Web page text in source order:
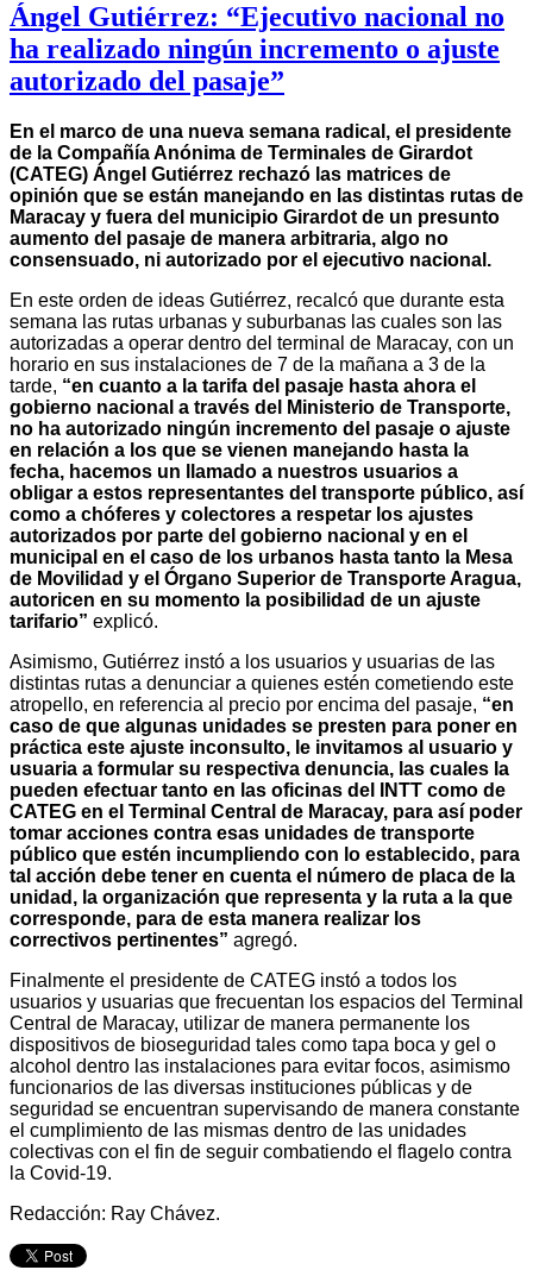
Ángel Gutiérrez: “Ejecutivo nacional no
ha realizado ningún incremento o ajuste
autorizado del pasaje”
En el marco de una nueva semana radical, el presidente
de la Compañía Anónima de Terminales de Girardot
(CATEG) Ángel Gutiérrez rechazó las matrices de
opinión que se están manejando en las distintas rutas de
Maracay y fuera del municipio Girardot de un presunto
aumento del pasaje de manera arbitraria, algo no
consensuado, ni autorizado por el ejecutivo nacional.
En este orden de ideas Gutiérrez, recalcó que durante esta
semana las rutas urbanas y suburbanas las cuales son las
autorizadas a operar dentro del terminal de Maracay, con un
horario en sus instalaciones de 7 de la mañana a 3 de la
tarde, “en cuanto a la tarifa del pasaje hasta ahora el
gobierno nacional a través del Ministerio de Transporte,
no ha autorizado ningún incremento del pasaje o ajuste
en relación a los que se vienen manejando hasta la
fecha, hacemos un llamado a nuestros usuarios a
obligar a estos representantes del transporte público, así
como a chóferes y colectores a respetar los ajustes
autorizados por parte del gobierno nacional y en el
municipal en el caso de los urbanos hasta tanto la Mesa
de Movilidad y el Órgano Superior de Transporte Aragua,
autoricen en su momento la posibilidad de un ajuste
tarifario” explicó.
Asimismo, Gutiérrez instó a los usuarios y usuarias de las
distintas rutas a denunciar a quienes estén cometiendo este
atropello, en referencia al precio por encima del pasaje, “en
caso de que algunas unidades se presten para poner en
práctica este ajuste inconsulto, le invitamos al usuario y
usuaria a formular su respectiva denuncia, las cuales la
pueden efectuar tanto en las oficinas del INTT como de
CATEG en el Terminal Central de Maracay, para así poder
tomar acciones contra esas unidades de transporte
público que estén incumpliendo con lo establecido, para
tal acción debe tener en cuenta el número de placa de la
unidad, la organización que representa y la ruta a la que
corresponde, para de esta manera realizar los
correctivos pertinentes” agregó.
Finalmente el presidente de CATEG instó a todos los
usuarios y usuarias que frecuentan los espacios del Terminal
Central de Maracay, utilizar de manera permanente los
dispositivos de bioseguridad tales como tapa boca y gel o
alcohol dentro las instalaciones para evitar focos, asimismo
funcionarios de las diversas instituciones públicas y de
seguridad se encuentran supervisando de manera constante
el cumplimiento de las mismas dentro de las unidades
colectivas con el fin de seguir combatiendo el flagelo contra
la Covid-19.
Redacción: Ray Chávez.